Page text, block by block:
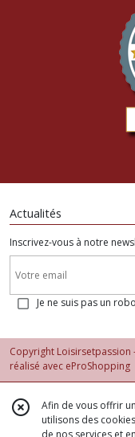
Actualités
Inscrivez-vous à notre
Je ne suis pas un
Copyright Loisirsetpassion
réalisé avec eProShopping
Afin de vous offrir
utilisons des
de nos services et